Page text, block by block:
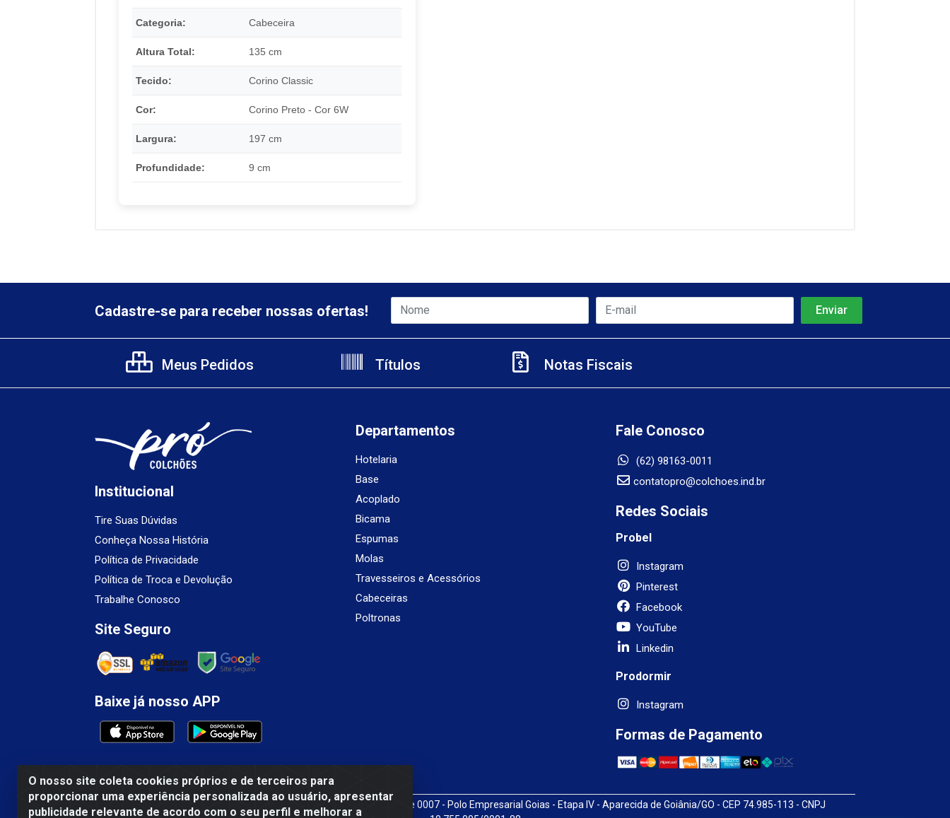
Categoria: Cabeceira
Altura Total: 135 cm
Tecido: Corino Classic
Cor: Corino Preto - Cor 6W
Largura: 197 cm
Profundidade: 9 cm
O nosso site coleta cookies próprios e de terceiros para
proporcionar uma experiência personalizada ao usuário, apresentar
publicidade relevante de acordo com o seu perfil e melhorar a
Cadastre-se para receber nossas ofertas!
Meus Pedidos Títulos Notas Fiscais
Institucional
Tire Suas Dúvidas
Conheça Nossa História
Política de Privacidade
Política de Troca e Devolução
Trabalhe Conosco
Site Seguro
Baixe já nosso APP
Departamentos
Hotelaria
Base
Acoplado
Bicama
Espumas
Molas
Travesseiros e Acessórios
Cabeceiras
Poltronas
Fale Conosco
(62) 98163-0011
contatopro@colchoes.ind.br
Redes Sociais
Probel
Instagram
Pinterest
Facebook
YouTube
Linkedin
Prodormir
Instagram
Formas de Pagamento
Mercosul Espumas Industriais LTDA - Rua 13, SN, Quadra009 Lote 0007 - Polo Empresarial Goias - Etapa IV - Aparecida de Goiânia/GO - CEP 74.985-113 - CNPJ